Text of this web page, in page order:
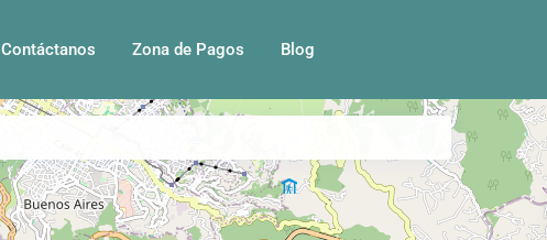
Contáctanos Zona de Pagos Blog